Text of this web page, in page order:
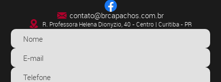
contato@brcapachos.com.br
R. Professora Helena Dionyzio, 40 - Centro | Curitiba - PR